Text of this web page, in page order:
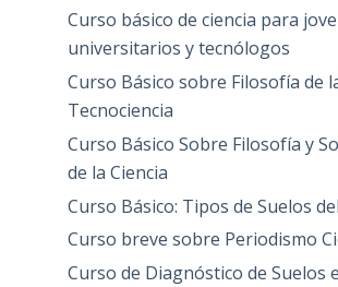
Curso básico de ciencia para
universitarios y tecnólogos
Curso Básico sobre Filosofía de
Tecnociencia
Curso Básico Sobre Filosofía y
de la Ciencia
Curso Básico: Tipos de Suelos
Curso breve sobre Periodismo
Curso de Diagnóstico de Suelos